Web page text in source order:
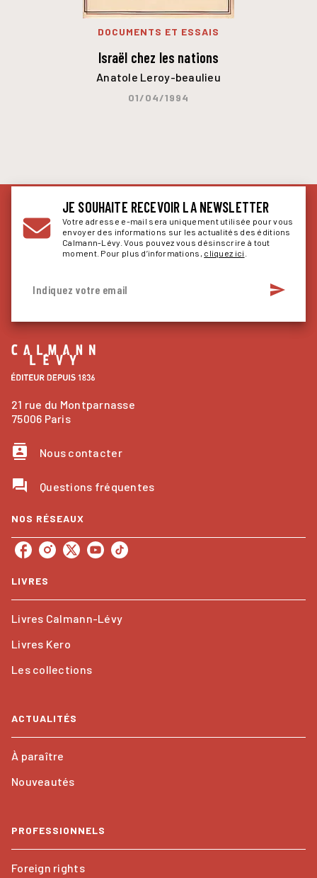
DOCUMENTS ET ESSAIS
Israël chez les nations
Anatole Leroy-beaulieu
01/04/1994
JE SOUHAITE RECEVOIR LA NEWSLETTER
Votre adresse e-mail sera uniquement utilisée pour vous
envoyer des informations sur les actualités des éditions
Calmann-Lévy. Vous pouvez vous désinscrire à tout
moment. Pour plus d’informations, cliquez ici
Indiquez votre email send
21 rue du Montparnasse
75006 Paris
contacts Nous contacter
question_answer Questions fréquentes
NOS RÉSEAUX
LIVRES
Livres Calmann-Lévy
Livres Kero
Les collections
ACTUALITÉS
À paraître
Nouveautés
PROFESSIONNELS
Foreign rights